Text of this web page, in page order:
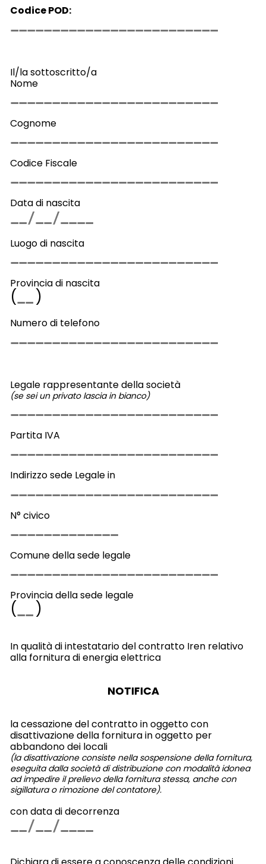
Codice POD:
Il/la sottoscritto/a
Nome
Cognome
Codice Fiscale
Data di nascita
Luogo di nascita
Provincia di nascita
( )
Numero di telefono
Legale rappresentante della società
(se sei un privato lascia in bianco)
Partita IVA
Indirizzo sede Legale in
N° civico
Comune della sede legale
Provincia della sede legale
( )
In qualità di intestatario del contratto Iren relativo
alla fornitura di energia elettrica
NOTIFICA
la cessazione del contratto in oggetto con
disattivazione della fornitura in oggetto per
abbandono dei locali
(la disattivazione consiste nella sospensione della fornitura,
eseguita dalla società di distribuzione con modalità idonea
ad impedire il prelievo della fornitura stessa, anche con
sigillatura o rimozione del contatore).
con data di decorrenza